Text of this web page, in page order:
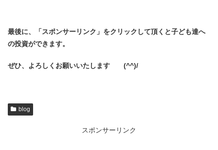
最後に、「スポンサーリンク」をクリックして頂くと子ども達へ
の投資ができます。
ぜひ、よろしくお願いいたします (^^)/
blog
スポンサーリンク